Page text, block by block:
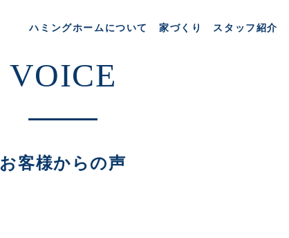
ハミングホームについて 家づくり スタッフ紹介
お客様からの声